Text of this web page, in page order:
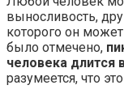
выносливость,
которого он
было отмечено,
человека длится
разумеется, что